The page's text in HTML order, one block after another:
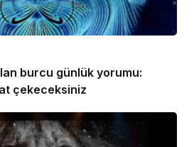
burcu günlük yorumu:
çekeceksiniz